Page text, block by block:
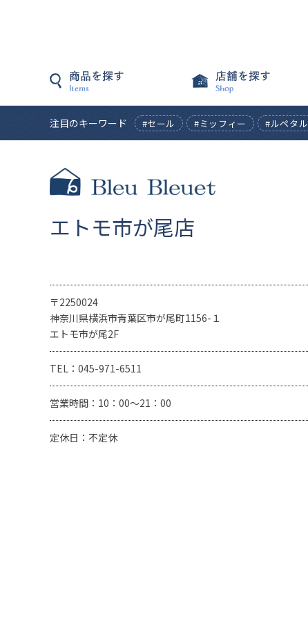
注目のキーワード #セール #ミッフィー #ルペタル
エトモ市が尾店
〒2250024
神奈川県横浜市青葉区市が尾町1156-１
エトモ市が尾2F
TEL：045-971-6511
営業時間：10：00～21：00
定休日：不定休